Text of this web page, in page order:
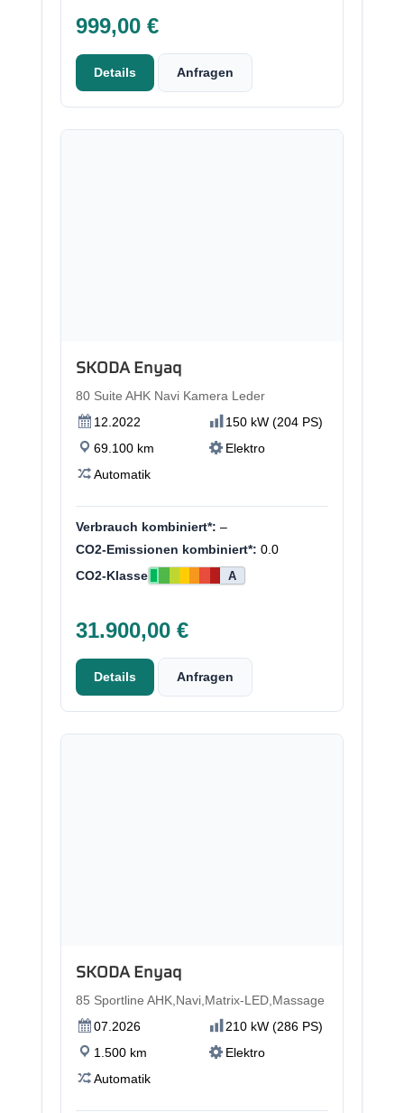
999,00 €
Details Anfragen
SKODA Enyaq
80 Suite AHK Navi Kamera Leder
12.2022
150 kW (204 PS)
69.100 km
Elektro
Automatik
Verbrauch kombiniert*: –
CO2-Emissionen kombiniert*: 0.0
CO2-Klasse
A
31.900,00 €
Details Anfragen
SKODA Enyaq
85 Sportline AHK,Navi,Matrix-LED,Massage
07.2026
210 kW (286 PS)
1.500 km
Elektro
Automatik